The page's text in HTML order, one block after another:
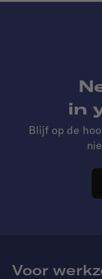
in
Blijf op de
Voor